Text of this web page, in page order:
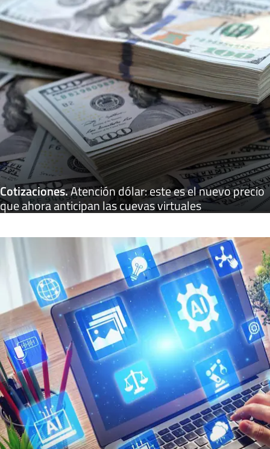
Cotizaciones.Atención dólar: este es el nuevo precio
que ahora anticipan las cuevas virtuales